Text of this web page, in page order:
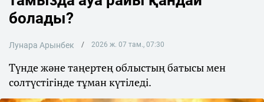
болады?
Лунара Арынбек 2026 ж. 07 там., 07:30
Түнде және таңертең облыстың батысы мен
солтүстігінде тұман күтіледі.